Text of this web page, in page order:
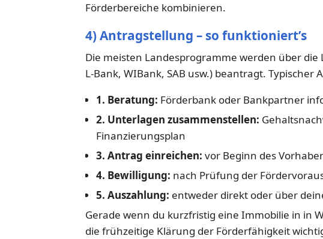
Förderbereiche kombinieren.
4) Antragstellung – so funktioniert’s
Die meisten Landesprogramme werden über die
L-Bank, WIBank, SAB usw.) beantragt. Typischer
1. Beratung: Förderbank oder Bankpartner
2. Unterlagen zusammenstellen:
Finanzierungsplan
3. Antrag einreichen: vor Beginn des
4. Bewilligung: nach Prüfung der
5. Auszahlung: entweder direkt oder über
Gerade wenn du kurzfristig eine Immobilie in in
die frühzeitige Klärung der Förderfähigkeit